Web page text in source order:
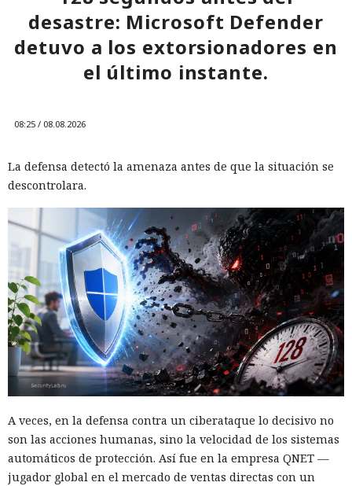
desastre: Microsoft Defender
detuvo a los extorsionadores en
el último instante.
08:25 / 08.08.2026
La defensa detectó la amenaza antes de que la situación se
descontrolara.
A veces, en la defensa contra un ciberataque lo decisivo no
son las acciones humanas, sino la velocidad de los sistemas
automáticos de protección. Así fue en la empresa QNET —
jugador global en el mercado de ventas directas con un